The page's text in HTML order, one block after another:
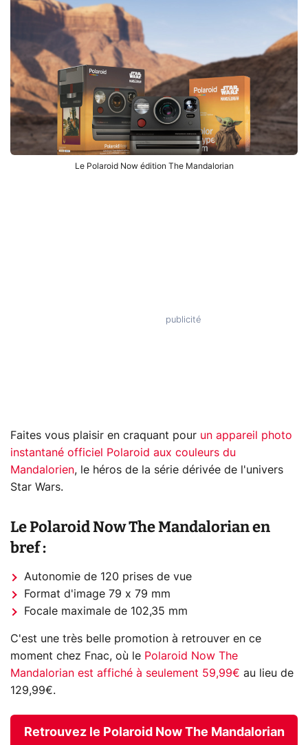
Le Polaroid Now édition The Mandalorian
Faites vous plaisir en craquant pour un appareil photo
instantané officiel Polaroid aux couleurs du
Mandalorien, le héros de la série dérivée de l'univers
Star Wars.
Le Polaroid Now The Mandalorian en
bref :
Autonomie de 120 prises de vue
Format d'image 79 x 79 mm
Focale maximale de 102,35 mm
C'est une très belle promotion à retrouver en ce
moment chez Fnac, où le Polaroid Now The
Mandalorian est affiché à seulement 59,99€ au lieu de
129,99€.
Retrouvez le Polaroid Now The Mandalorian